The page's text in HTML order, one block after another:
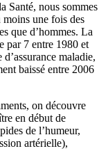
Santé, nous sommes
une fois des
que d’hommes. La
par 7 entre 1980 et
maladie,
baissé entre 2006
on découvre
en début de
de l’humeur,
artérielle),